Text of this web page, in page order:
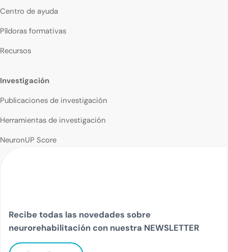
Centro de ayuda
Píldoras formativas
Recursos
Investigación
Publicaciones de investigación
Herramientas de investigación
NeuronUP Score
Recibe todas las novedades sobre
neurorehabilitación con nuestra NEWSLETTER